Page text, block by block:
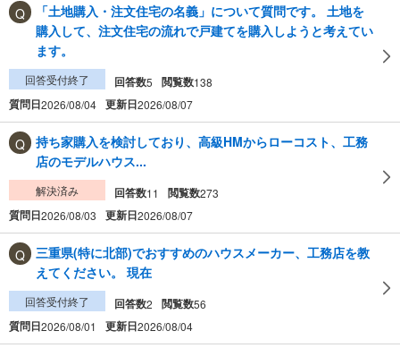
「土地購入・注文住宅の名義」について質問です。 土地を
購入して、注文住宅の流れで戸建てを購入しようと考えてい
ます。
回答受付終了 回答数5 閲覧数138
質問日2026/08/04 更新日2026/08/07
持ち家購入を検討しており、高級HMからローコスト、工務
店のモデルハウス...
解決済み 回答数11 閲覧数273
質問日2026/08/03 更新日2026/08/07
三重県(特に北部)でおすすめのハウスメーカー、工務店を教
えてください。 現在
回答受付終了 回答数2 閲覧数56
質問日2026/08/01 更新日2026/08/04